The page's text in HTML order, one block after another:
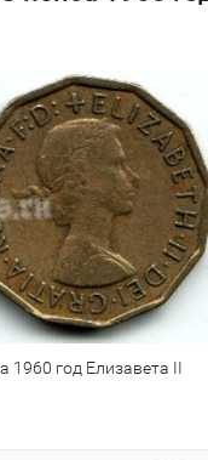
1960 год Елизавета II